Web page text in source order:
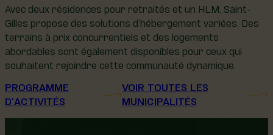
Avec deux résidences pour retraités et un HLM, Saint-
Gilles propose des solutions d’hébergement variées. Des
terrains à prix concurrentiels et des logements
abordables sont également disponibles pour ceux qui
souhaitent rejoindre cette communauté dynamique.
PROGRAMME
D'ACTIVITÉS
VOIR TOUTES LES
MUNICIPALITÉS